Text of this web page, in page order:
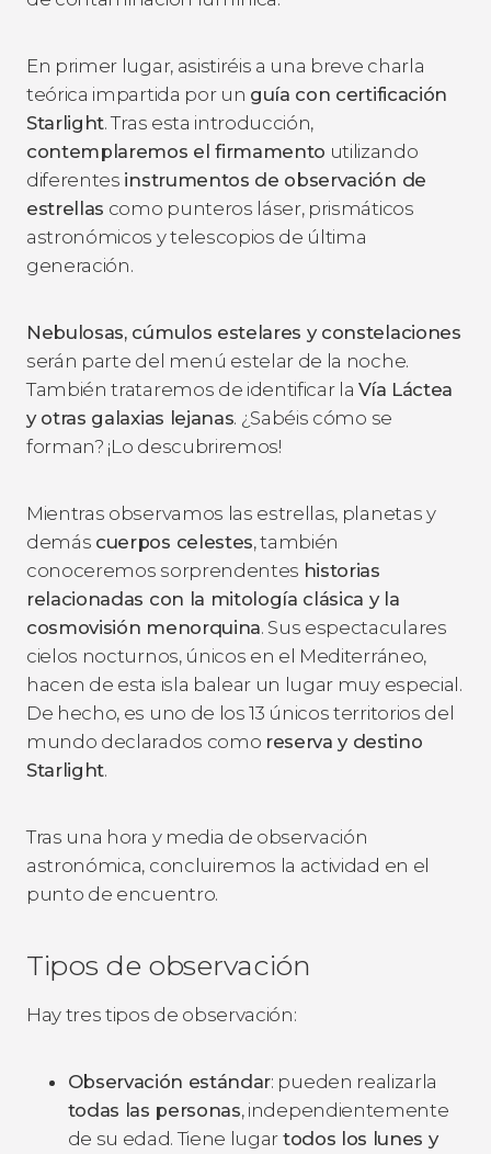
En primer lugar, asistiréis a una breve charla
teórica impartida por un guía con certificación
Starlight. Tras esta introducción,
contemplaremos el firmamento utilizando
diferentes instrumentos de observación de
estrellas como punteros láser, prismáticos
astronómicos y telescopios de última
generación.
Nebulosas, cúmulos estelares y constelaciones
serán parte del menú estelar de la noche.
También trataremos de identificar laVía Láctea
y otras galaxias lejanas. ¿Sabéis cómo se
forman? ¡Lo descubriremos!
Mientras observamos las estrellas, planetas y
demás cuerpos celestes, también
conoceremos sorprendentes historias
relacionadas con la mitología clásica y la
cosmovisión menorquina. Sus espectaculares
cielos nocturnos, únicos en el Mediterráneo,
hacen de esta isla balear un lugar muy especial.
De hecho, es uno de los 13 únicos territorios del
mundo declarados como reserva y destino
Starlight.
Tras una hora y media de observación
astronómica, concluiremos la actividad en el
punto de encuentro.
Tipos de observación
Hay tres tipos de observación:
Observación estándar: pueden realizarla
todas las personas, independientemente
de su edad. Tiene lugar todos los lunes y